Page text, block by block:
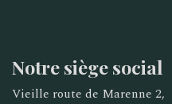
Notre siège social
Vieille route de Marenne 2,